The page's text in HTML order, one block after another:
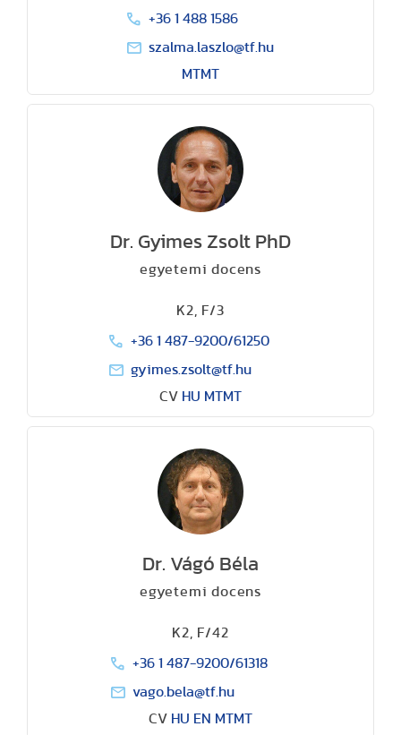
+36 1 488 1586
szalma.laszlo@tf.hu
MTMT
Dr. Gyimes Zsolt PhD
egyetemi docens
K2, F/3
+36 1 487-9200/61250
gyimes.zsolt@tf.hu
CV HU MTMT
Dr. Vágó Béla
egyetemi docens
K2, F/42
+36 1 487-9200/61318
vago.bela@tf.hu
CV HU EN MTMT